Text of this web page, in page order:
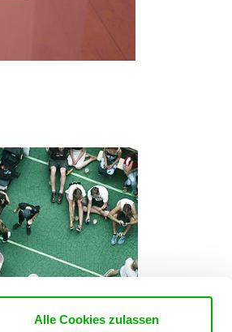
Alle Cookies zulassen